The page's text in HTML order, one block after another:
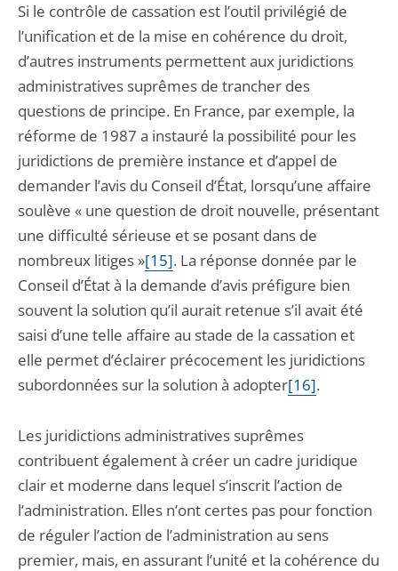
Si le contrôle de cassation est l’outil privilégié de
l’unification et de la mise en cohérence du droit,
d’autres instruments permettent aux juridictions
administratives suprêmes de trancher des
questions de principe. En France, par exemple, la
réforme de 1987 a instauré la possibilité pour les
juridictions de première instance et d’appel de
demander l’avis du Conseil d’État, lorsqu’une affaire
soulève « une question de droit nouvelle, présentant
une difficulté sérieuse et se posant dans de
nombreux litiges »[15]. La réponse donnée par le
Conseil d’État à la demande d’avis préfigure bien
souvent la solution qu’il aurait retenue s’il avait été
saisi d’une telle affaire au stade de la cassation et
elle permet d’éclairer précocement les juridictions
subordonnées sur la solution à adopter[16].
Les juridictions administratives suprêmes
contribuent également à créer un cadre juridique
clair et moderne dans lequel s’inscrit l’action de
l’administration. Elles n’ont certes pas pour fonction
de réguler l’action de l’administration au sens
premier, mais, en assurant l’unité et la cohérence du